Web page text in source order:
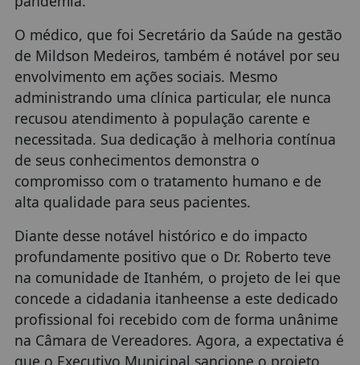
O médico, que foi Secretário da Saúde na gestão
de Mildson Medeiros, também é notável por seu
envolvimento em ações sociais. Mesmo
administrando uma clínica particular, ele nunca
recusou atendimento à população carente e
necessitada. Sua dedicação à melhoria contínua
de seus conhecimentos demonstra o
compromisso com o tratamento humano e de
alta qualidade para seus pacientes.
Diante desse notável histórico e do impacto
profundamente positivo que o Dr. Roberto teve
na comunidade de Itanhém, o projeto de lei que
concede a cidadania itanheense a este dedicado
profissional foi recebido com de forma unânime
na Câmara de Vereadores. Agora, a expectativa é
que o Executivo Municipal sancione o projeto,